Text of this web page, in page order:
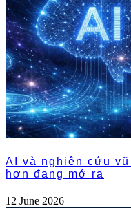
AI và nghiên cứu
hơn đang mở ra
12 June 2026